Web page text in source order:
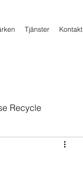
Tjänster Kontakt
Recycle